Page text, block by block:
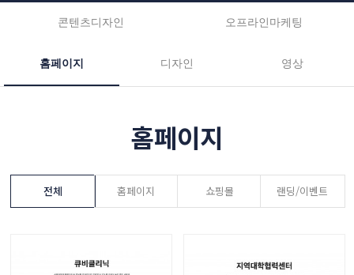
콘텐츠디자인 오프라인마케팅
홈페이지 디자인 영상
홈페이지
전체 홈페이지 쇼핑몰 랜딩/이벤트